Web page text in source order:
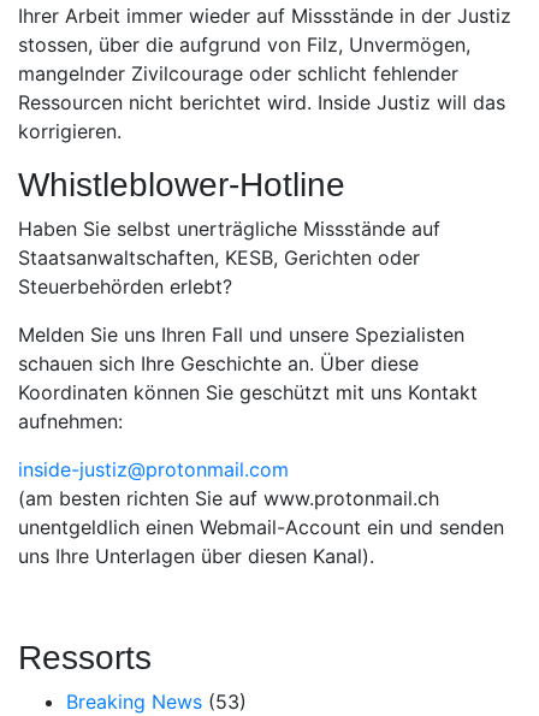
Ihrer Arbeit immer wieder auf Missstände in der Justiz
stossen, über die aufgrund von Filz, Unvermögen,
mangelnder Zivilcourage oder schlicht fehlender
Ressourcen nicht berichtet wird. Inside Justiz will das
korrigieren.
Whistleblower-Hotline
Haben Sie selbst unerträgliche Missstände auf
Staatsanwaltschaften, KESB, Gerichten oder
Steuerbehörden erlebt?
Melden Sie uns Ihren Fall und unsere Spezialisten
schauen sich Ihre Geschichte an. Über diese
Koordinaten können Sie geschützt mit uns Kontakt
aufnehmen:
inside-justiz@protonmail.com
(am besten richten Sie auf www.protonmail.ch
unentgeldlich einen Webmail-Account ein und senden
uns Ihre Unterlagen über diesen Kanal).
Ressorts
Breaking News (53)